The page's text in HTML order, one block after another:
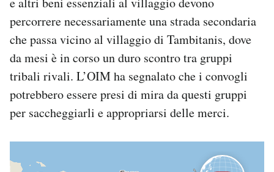
percorrere necessariamente una strada secondaria
che passa vicino al villaggio di Tambitanis, dove
da mesi è in corso un duro scontro tra gruppi
tribali rivali. L’OIM ha segnalato che i convogli
potrebbero essere presi di mira da questi gruppi
per saccheggiarli e appropriarsi delle merci.